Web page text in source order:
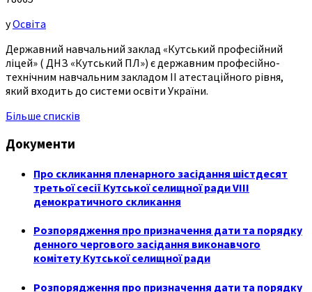
уОсвіта
Державний навчальний заклад «Кутський професійний
ліцей» ( ДНЗ «Кутський ПЛ») є державним професійно-
технічним навчальним закладом ІІ атестаційного рівня,
який входить до системи освіти України.
Більше списків
Документи
Про скликання пленарного засідання шістдесят
третьої сесії Кутської селищної ради VIII
демократичного скликання
Розпорядження про призначення дати та порядку
денного чергового засідання виконавчого
комітету Кутської селищної ради
Розпорядження про призначення дати та порядку